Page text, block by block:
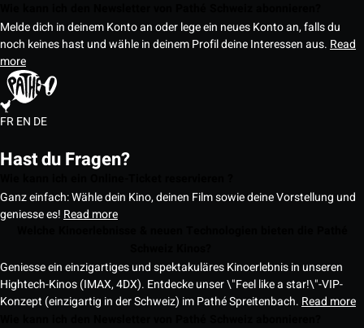
Melde dich in deinem Konto an oder lege ein neues Konto an, falls du
noch keines hast und wähle in deinem Profil deine Interessen aus. Read
more
FREN DE
Hast du Fragen?
Ganz einfach: Wähle dein Kino, deinen Film sowie deine Vorstellung und
geniesse es! Read more
Geniesse ein einzigartiges und spektakuläres Kinoerlebnis in unseren
Hightech-Kinos (IMAX, 4DX). Entdecke unser \"Feel like a star!\"-VIP-
Konzept (einzigartig in der Schweiz) im Pathé Spreitenbach. Read more